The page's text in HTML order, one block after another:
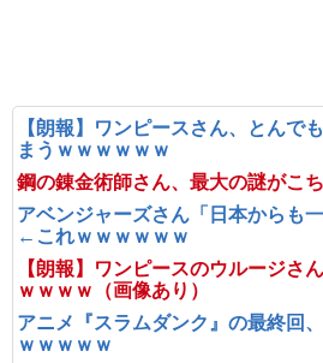
【朗報】ワンピースさん、とんで
まうｗｗｗｗｗｗ
鋼の錬金術師さん、最大の謎がこ
アベンジャーズさん「日本からも
←これｗｗｗｗｗｗ
【朗報】ワンピースのウルージさ
ｗｗｗｗ（画像あり）
アニメ『スラムダンク』の最終回
ｗｗｗｗｗ